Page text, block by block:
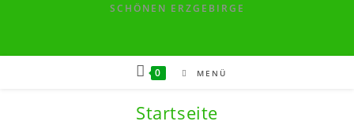
SCHÖNEN ERZGEBIRGE
0 MENÜ
Startseite